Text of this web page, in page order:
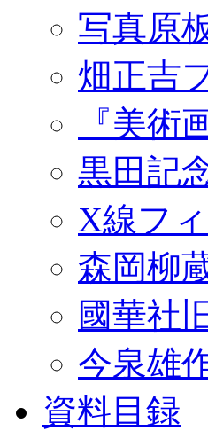
写真原
畑正吉
『美術
黒田記
X線フ
森岡柳
國華社
今泉雄
資料目録